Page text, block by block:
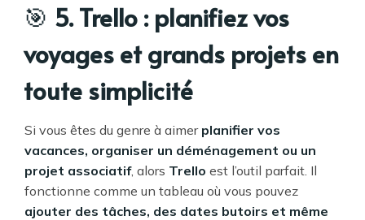
🎯 5. Trello : planifiez vos
voyages et grands projets en
toute simplicité
Si vous êtes du genre à aimer planifier vos
vacances, organiser un déménagement ou un
projet associatif, alors Trello est l’outil parfait. Il
fonctionne comme un tableau où vous pouvez
ajouter des tâches, des dates butoirs et même